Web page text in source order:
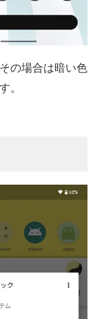
の場合は暗い色
。